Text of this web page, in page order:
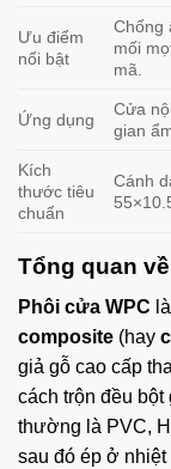
Ưu điểm
nổi bật
Chống
mối
mã.
Ứng dụng
Cửa
gian
Kích
thước tiêu
chuẩn
Cánh
Tổng quan
Phôi cửa WPC
composite (hay
giả gỗ cao cấp
cách trộn đều bột
thường là PVC,
sau đó ép ở nhiệt